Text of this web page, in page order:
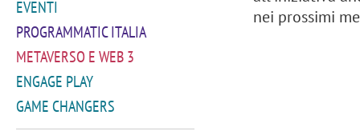
EVENTI
PROGRAMMATIC ITALIA
METAVERSO E WEB 3
ENGAGE PLAY
GAME CHANGERS
nei prossimi